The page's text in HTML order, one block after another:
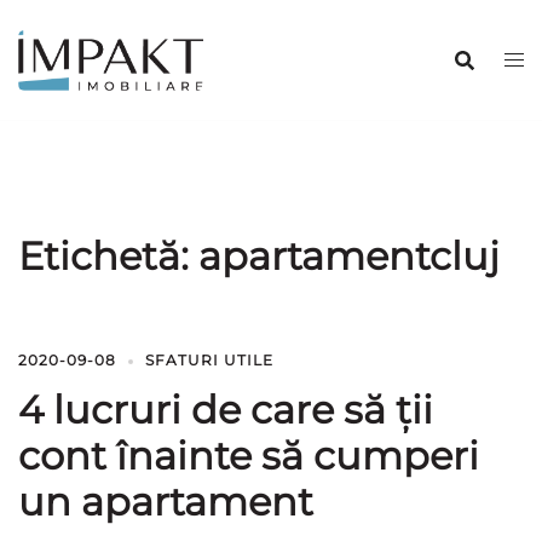
conținut
Etichetă: apartamentcluj
2020-09-08 SFATURI UTILE
4 lucruri de care să ții
cont înainte să cumperi
un apartament